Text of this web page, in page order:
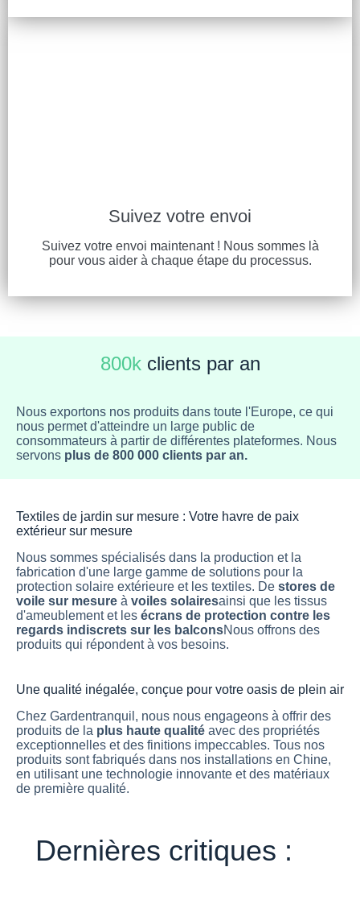
Suivez votre envoi
Suivez votre envoi maintenant ! Nous sommes là
pour vous aider à chaque étape du processus.
800k clients par an
Nous exportons nos produits dans toute l'Europe, ce qui
nous permet d'atteindre un large public de
consommateurs à partir de différentes plateformes. Nous
servons plus de 800 000 clients par an.
Textiles de jardin sur mesure : Votre havre de paix
extérieur sur mesure
Nous sommes spécialisés dans la production et la
fabrication d'une large gamme de solutions pour la
protection solaire extérieure et les textiles. De stores de
voile sur mesure à voiles solairesainsi que les tissus
d'ameublement et les écrans de protection contre les
regards indiscrets sur les balconsNous offrons des
produits qui répondent à vos besoins.
Une qualité inégalée, conçue pour votre oasis de plein air
Chez Gardentranquil, nous nous engageons à offrir des
produits de la plus haute qualité avec des propriétés
exceptionnelles et des finitions impeccables. Tous nos
produits sont fabriqués dans nos installations en Chine,
en utilisant une technologie innovante et des matériaux
de première qualité.
Dernières critiques :